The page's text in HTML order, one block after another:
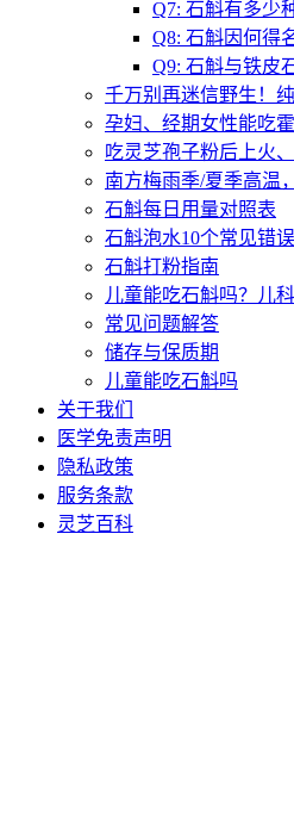
Q7: 石斛有多少
Q8: 石斛因何得
Q9: 石斛与铁皮
千万别再迷信野生！
孕妇、经期女性能吃
吃灵芝孢子粉后上火
南方梅雨季/夏季高温
石斛每日用量对照表
石斛泡水10个常见错误
石斛打粉指南
儿童能吃石斛吗？儿
常见问题解答
储存与保质期
儿童能吃石斛吗
关于我们
医学免责声明
隐私政策
服务条款
灵芝百科